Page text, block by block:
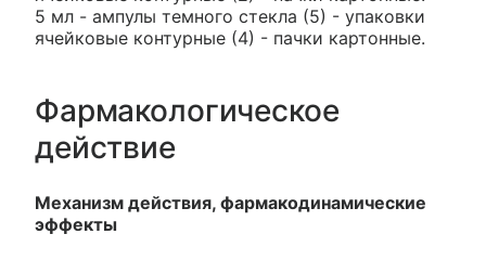
5 мл - ампулы темного стекла (5) - упаковки
ячейковые контурные (4) - пачки картонные.
Фармакологическое
действие
Механизм действия, фармакодинамические
эффекты